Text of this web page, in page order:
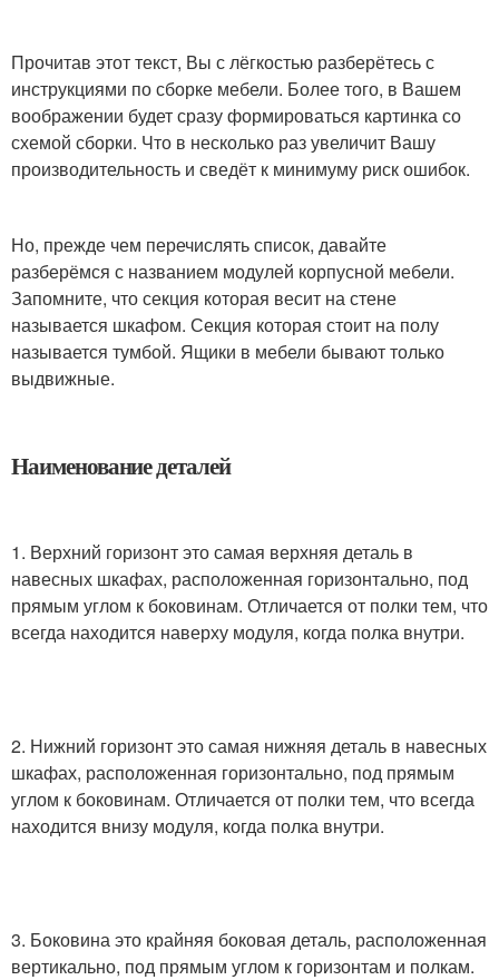
Прочитав этот текст, Вы с лёгкостью разберётесь с
инструкциями по сборке мебели. Более того, в Вашем
воображении будет сразу формироваться картинка со
схемой сборки. Что в несколько раз увеличит Вашу
производительность и сведёт к минимуму риск ошибок.
Но, прежде чем перечислять список, давайте
разберёмся с названием модулей корпусной мебели.
Запомните, что секция которая весит на стене
называется шкафом. Секция которая стоит на полу
называется тумбой. Ящики в мебели бывают только
выдвижные.
Наименование деталей
1. Верхний горизонт это самая верхняя деталь в
навесных шкафах, расположенная горизонтально, под
прямым углом к боковинам. Отличается от полки тем, что
всегда находится наверху модуля, когда полка внутри.
2. Нижний горизонт это самая нижняя деталь в навесных
шкафах, расположенная горизонтально, под прямым
углом к боковинам. Отличается от полки тем, что всегда
находится внизу модуля, когда полка внутри.
3. Боковина это крайняя боковая деталь, расположенная
вертикально, под прямым углом к горизонтам и полкам.